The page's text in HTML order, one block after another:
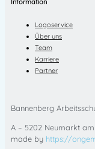
Information
Logoservice
Über uns
Team
Karriere
Partner
Bannenberg
A – 5202 Neumarkt
made by https://